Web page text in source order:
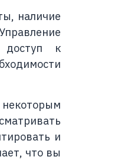
наличие
доступ к
и
что вы